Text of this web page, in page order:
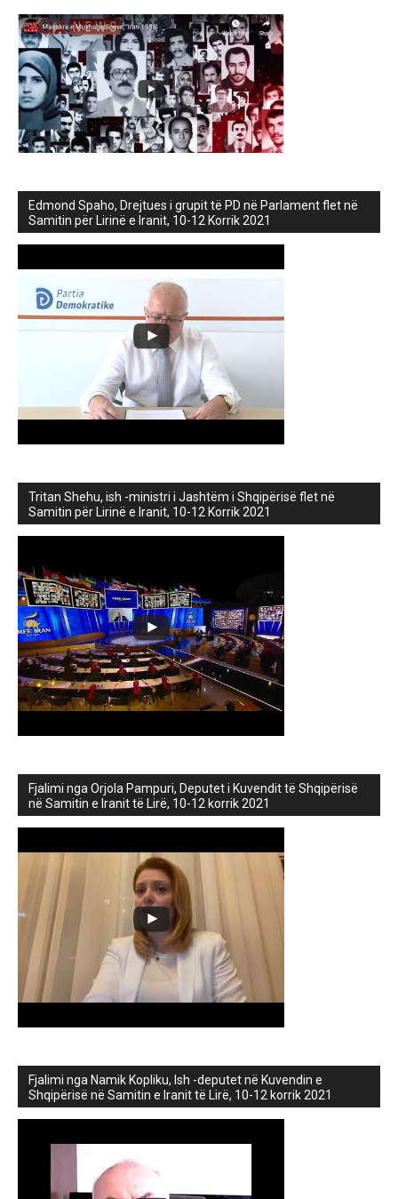
Edmond Spaho, Drejtues i grupit të PD në Parlament flet në
Samitin për Lirinë e Iranit, 10-12 Korrik 2021
Tritan Shehu, ish -ministri i Jashtëm i Shqipërisë flet në
Samitin për Lirinë e Iranit, 10-12 Korrik 2021
Fjalimi nga Orjola Pampuri, Deputet i Kuvendit të Shqipërisë
në Samitin e Iranit të Lirë, 10-12 korrik 2021
Fjalimi nga Namik Kopliku, Ish -deputet në Kuvendin e
Shqipërisë në Samitin e Iranit të Lirë, 10-12 korrik 2021